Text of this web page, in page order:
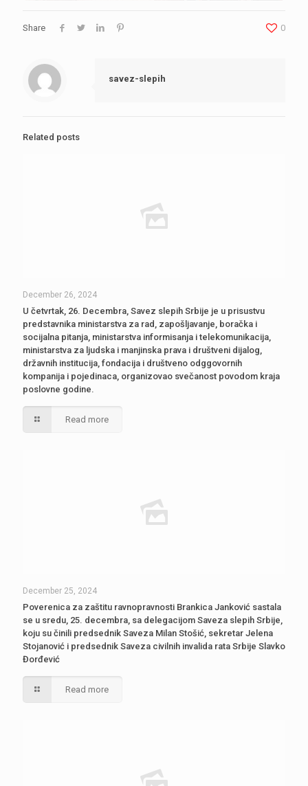
Share 0
savez-slepih
Related posts
December 26, 2024
U četvrtak, 26. Decembra, Savez slepih Srbije je u prisustvu
predstavnika ministarstva za rad, zapošljavanje, boračka i
socijalna pitanja, ministarstva informisanja i telekomunikacija,
ministarstva za ljudska i manjinska prava i društveni dijalog,
državnih institucija, fondacija i društveno odggovornih
kompanija i pojedinaca, organizovao svečanost povodom kraja
poslovne godine.
Read more
December 25, 2024
Poverenica za zaštitu ravnopravnosti Brankica Janković sastala
se u sredu, 25. decembra, sa delegacijom Saveza slepih Srbije,
koju su činili predsednik Saveza Milan Stošić, sekretar Jelena
Stojanović i predsednik Saveza civilnih invalida rata Srbije Slavko
Đorđević
Read more